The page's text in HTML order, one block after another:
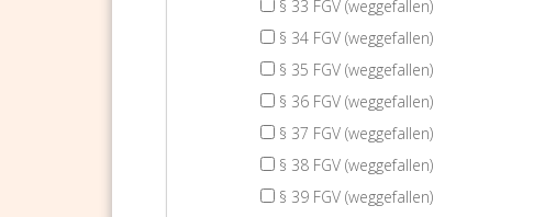
§ 33 FGV (weggefallen)
§ 34 FGV (weggefallen)
§ 35 FGV (weggefallen)
§ 36 FGV (weggefallen)
§ 37 FGV (weggefallen)
§ 38 FGV (weggefallen)
§ 39 FGV (weggefallen)